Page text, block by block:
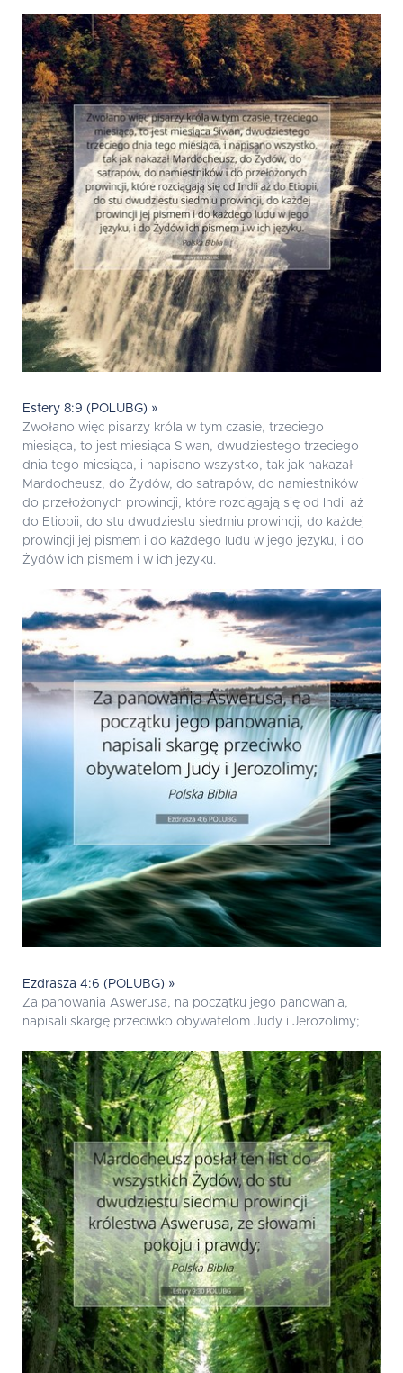
Estery 8:9 (POLUBG) »
Zwołano więc pisarzy króla w tym czasie, trzeciego
miesiąca, to jest miesiąca Siwan, dwudziestego trzeciego
dnia tego miesiąca, i napisano wszystko, tak jak nakazał
Mardocheusz, do Żydów, do satrapów, do namiestników i
do przełożonych prowincji, które rozciągają się od Indii aż
do Etiopii, do stu dwudziestu siedmiu prowincji, do każdej
prowincji jej pismem i do każdego ludu w jego języku, i do
Żydów ich pismem i w ich języku.
Ezdrasza 4:6 (POLUBG) »
Za panowania Aswerusa, na początku jego panowania,
napisali skargę przeciwko obywatelom Judy i Jerozolimy;